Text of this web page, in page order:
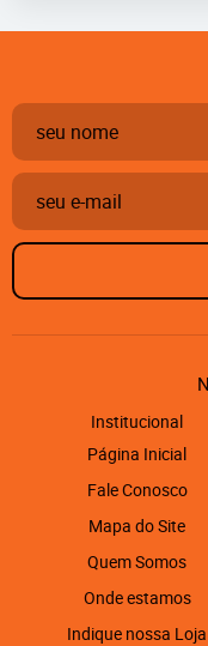
Institucional
Página Inicial
Fale Conosco
Mapa do Site
Quem Somos
Onde estamos
Indique nossa Loja